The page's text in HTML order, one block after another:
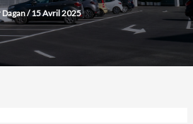
Dagan/15 Avril 2025